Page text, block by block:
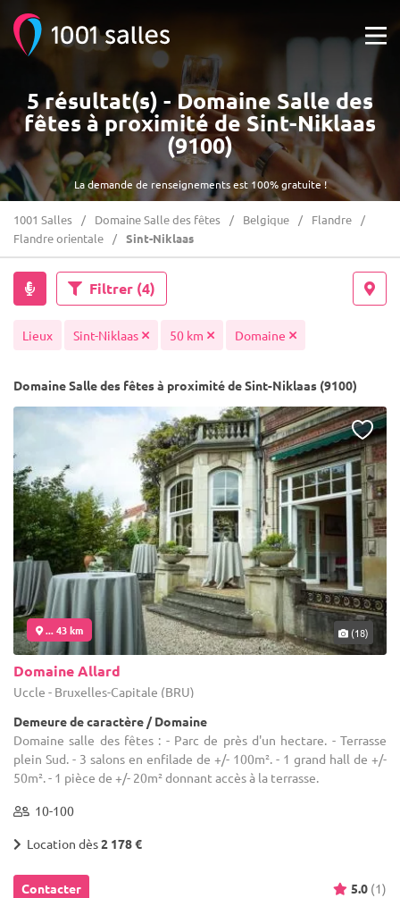
La demande de renseignements est 100% gratuite !
5 résultat(s) - Domaine Salle des
fêtes à proximité de Sint-Niklaas
(9100)
1001 Salles Domaine Salle des fêtes Belgique
Flandre
Flandre orientale
Sint-Niklaas
Filtrer (4)
Lieux Sint-Niklaas 50 km Domaine
Domaine Salle des fêtes à proximité de Sint-Niklaas (9100)
... 43 km (18)
Domaine Allard
Uccle - Bruxelles-Capitale (BRU)
Demeure de caractère / Domaine
Domaine salle des fêtes : - Parc de près d'un hectare. - Terrasse
plein Sud. - 3 salons en enfilade de +/- 100m². - 1 grand hall de +/-
50m². - 1 pièce de +/- 20m² donnant accès à la terrasse.
10-100
Location dès2 178 €
Contacter 5.0 (1)